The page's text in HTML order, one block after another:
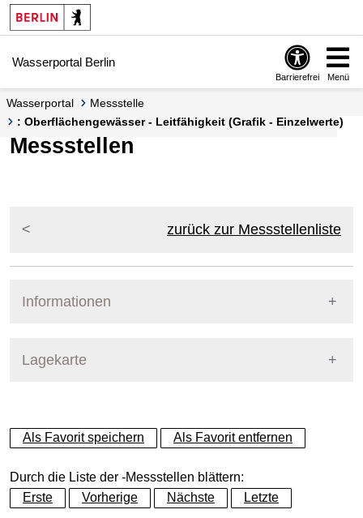
Springe zur Navigation
Springe zum Inhalt
Wasserportal Berlin
Barrierefrei Menü
Wasserportal
Messstelle
: Oberflächengewässer - Leitfähigkeit (Grafik - Einzelwerte)
Messstellen
zurück zur Messstellenliste
Informationen
Lagekarte
+
−
Als Favorit speichern Als Favorit entfernen
Durch die Liste der -Messstellen blättern:
Erste
Vorherige Nächste Letzte